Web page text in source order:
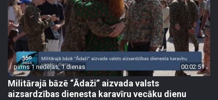
pirms 1 nedēļas, 1 dienas 00:02:51
Militārajā bāzē “Ādaži” aizvada valsts
aizsardzības dienesta karavīru vecāku dienu